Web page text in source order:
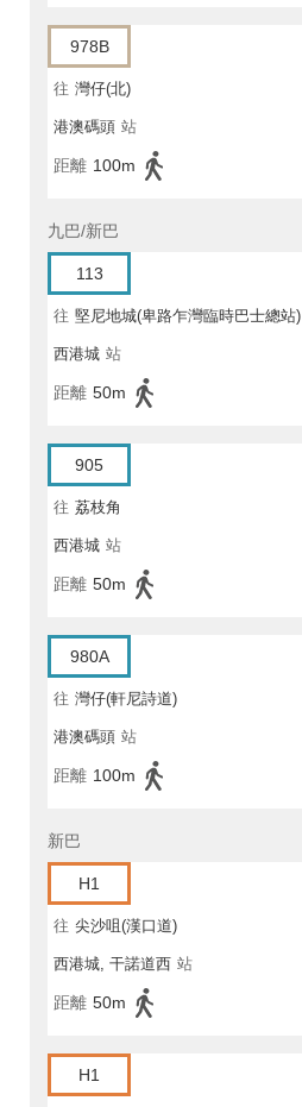
978B
往 灣仔(北)
港澳碼頭 站
距離 100m
九巴/新巴
113
往 堅尼地城(卑路乍灣臨時巴士總站)
西港城 站
距離 50m
905
往 荔枝角
西港城 站
距離 50m
980A
往 灣仔(軒尼詩道)
港澳碼頭 站
距離 100m
新巴
H1
往 尖沙咀(漢口道)
西港城, 干諾道西 站
距離 50m
H1